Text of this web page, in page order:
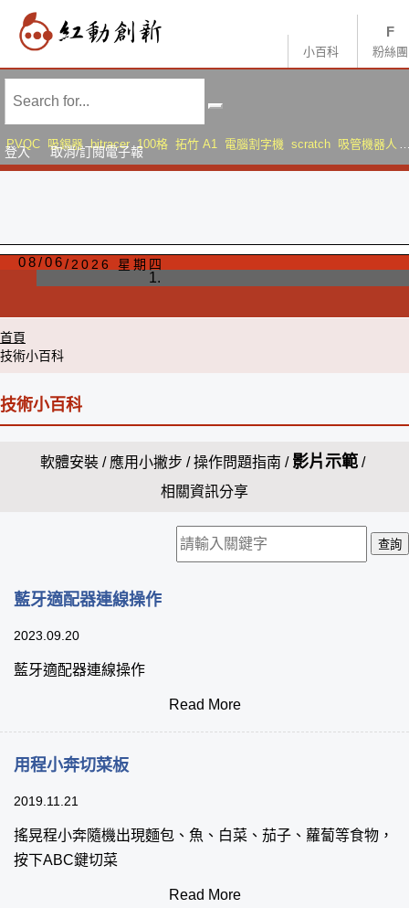
小百科 粉絲團
PVQC 吸錫器 bitracer 100格 拓竹 A1 電腦割字機 scratch 吸管機器人
AMS Lite Sonic Mini 8K S
登入 取消/訂閱電子報
08/06 2026 星期四
首頁
技術小百科
技術小百科
軟體安裝 / 應用小撇步 /操作問題指南 / 影片示範 /
相關資訊分享
查詢
藍牙適配器連線操作
2023.09.20
藍牙適配器連線操作
Read More
用程小奔切菜板
2019.11.21
搖晃程小奔隨機出現麵包、魚、白菜、茄子、蘿蔔等食物，
按下ABC鍵切菜
Read More